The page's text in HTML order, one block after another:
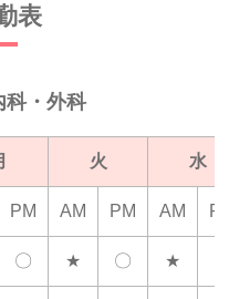
表
科・外科
火 水
PM AM PM AM
〇 ★ 〇 ★